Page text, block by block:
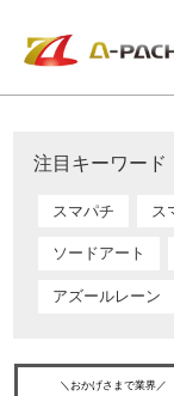
注目キーワード
スマパチ ス
ソードアート
アズールレーン
＼おかげさまで業界／